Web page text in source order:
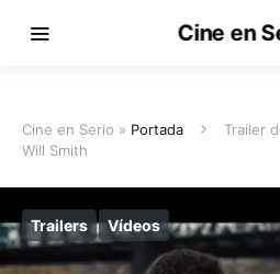
Cine en
Cine en Serio » Portada
Trailer
Will Smith
Trailers Vídeos